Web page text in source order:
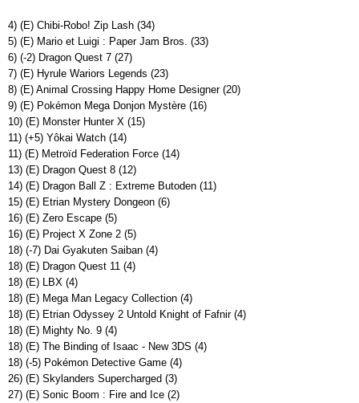
4) (E) Chibi-Robo! Zip Lash (34)
5) (E) Mario et Luigi : Paper Jam Bros. (33)
6) (-2) Dragon Quest 7 (27)
7) (E) Hyrule Wariors Legends (23)
8) (E) Animal Crossing Happy Home Designer (20)
9) (E) Pokémon Mega Donjon Mystère (16)
10) (E) Monster Hunter X (15)
11) (+5) Yôkai Watch (14)
11) (E) Metroïd Federation Force (14)
13) (E) Dragon Quest 8 (12)
14) (E) Dragon Ball Z : Extreme Butoden (11)
15) (E) Etrian Mystery Dongeon (6)
16) (E) Zero Escape (5)
16) (E) Project X Zone 2 (5)
18) (-7) Dai Gyakuten Saiban (4)
18) (E) Dragon Quest 11 (4)
18) (E) LBX (4)
18) (E) Mega Man Legacy Collection (4)
18) (E) Etrian Odyssey 2 Untold Knight of Fafnir (4)
18) (E) Mighty No. 9 (4)
18) (E) The Binding of Isaac - New 3DS (4)
18) (-5) Pokémon Detective Game (4)
26) (E) Skylanders Supercharged (3)
27) (E) Sonic Boom : Fire and Ice (2)